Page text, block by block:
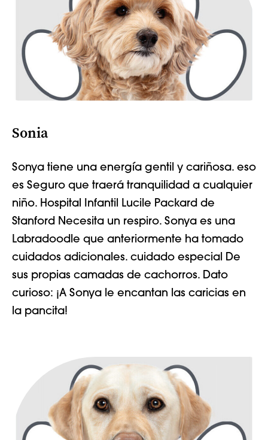
Sonia
Sonya tiene una energía gentil y cariñosa. eso
es Seguro que traerá tranquilidad a cualquier
niño. Hospital Infantil Lucile Packard de
Stanford Necesita un respiro. Sonya es una
Labradoodle que anteriormente ha tomado
cuidados adicionales. cuidado especial De
sus propias camadas de cachorros. Dato
curioso: ¡A Sonya le encantan las caricias en
la pancita!